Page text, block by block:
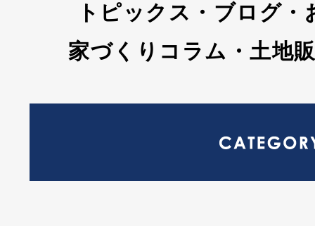
トピックス・ブログ・
家づくりコラム・土地